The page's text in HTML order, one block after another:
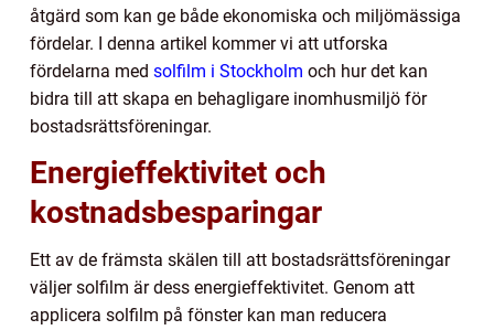
åtgärd som kan ge både ekonomiska och miljömässiga
fördelar. I denna artikel kommer vi att utforska
fördelarna med solfilm i Stockholm och hur det kan
bidra till att skapa en behagligare inomhusmiljö för
bostadsrättsföreningar.
Energieffektivitet och
kostnadsbesparingar
Ett av de främsta skälen till att bostadsrättsföreningar
väljer solfilm är dess energieffektivitet. Genom att
applicera solfilm på fönster kan man reducera